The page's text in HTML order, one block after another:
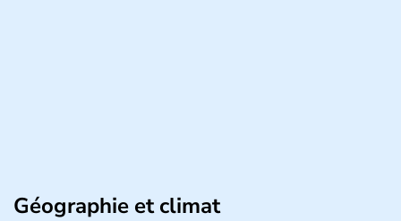
Géographie et climat